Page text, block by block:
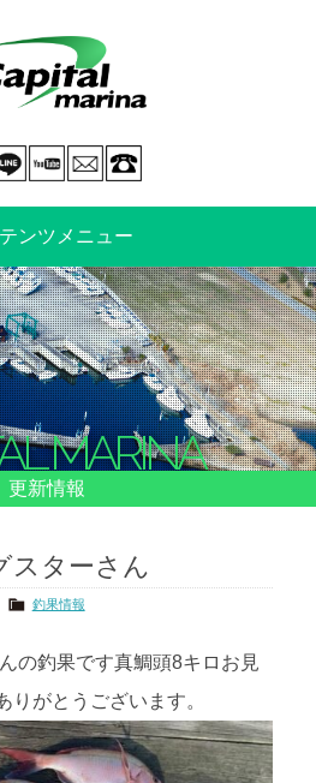
mail
You tube
LINE@page
ンツメニュー
新艇情報
整備・特殊艤装
マリーナ情報・料金表
公式ブログ
リンク
MARINA
更新情報
スターさん
釣果情報
の釣果です真鯛頭8キロお見
りがとうございます。